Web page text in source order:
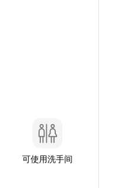
可使用洗手间